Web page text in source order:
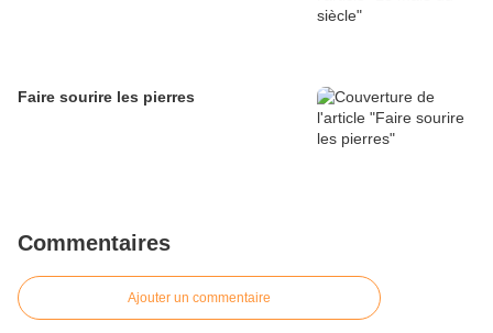
Faire sourire les pierres
Commentaires
Ajouter un commentaire